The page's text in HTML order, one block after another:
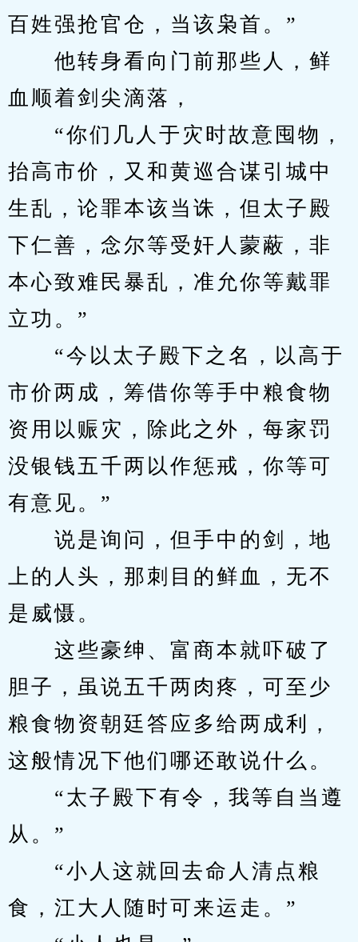
百姓强抢官仓，当该枭首。”
他转身看向门前那些人，鲜
血顺着剑尖滴落，
“你们几人于灾时故意囤物，
抬高市价，又和黄巡合谋引城中
生乱，论罪本该当诛，但太子殿
下仁善，念尔等受奸人蒙蔽，非
本心致难民暴乱，准允你等戴罪
立功。”
“今以太子殿下之名，以高于
市价两成，筹借你等手中粮食物
资用以赈灾，除此之外，每家罚
没银钱五千两以作惩戒，你等可
有意见。”
说是询问，但手中的剑，地
上的人头，那刺目的鲜血，无不
是威慑。
这些豪绅、富商本就吓破了
胆子，虽说五千两肉疼，可至少
粮食物资朝廷答应多给两成利，
这般情况下他们哪还敢说什么。
“太子殿下有令，我等自当遵
从。”
“小人这就回去命人清点粮
食，江大人随时可来运走。”